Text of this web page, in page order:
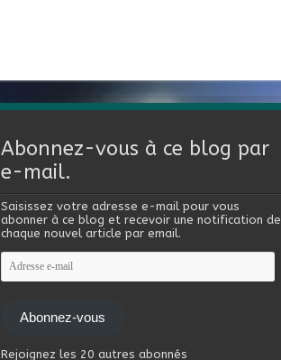
Abonnez-vous à ce blog par
e-mail.
Saisissez votre adresse e-mail pour vous
abonner à ce blog et recevoir une notification de
chaque nouvel article par email.
Adresse
e-
mail
Abonnez-vous
Rejoignez les 20 autres abonnés